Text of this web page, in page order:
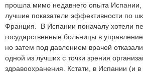
прошла мимо недавнего опыта
лучшие показатели эффективности по
Франция. В Испании поначалу хотели
государственные больницы в
но затем под давлением врачей
одной из лучших с точки зрения
здравоохранения. Кстати, в Испании (и